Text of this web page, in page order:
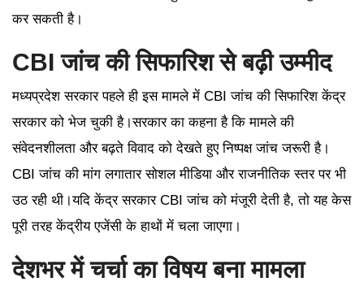
कर सकती है।
CBI जांच की सिफारिश से बढ़ी उम्मीद
मध्यप्रदेश सरकार पहले ही इस मामले में CBI जांच की सिफारिश केंद्र
सरकार को भेज चुकी है।सरकार का कहना है कि मामले की
संवेदनशीलता और बढ़ते विवाद को देखते हुए निष्पक्ष जांच जरूरी है।
CBI जांच की मांग लगातार सोशल मीडिया और राजनीतिक स्तर पर भी
उठ रही थी।यदि केंद्र सरकार CBI जांच को मंजूरी देती है, तो यह केस
पूरी तरह केंद्रीय एजेंसी के हाथों में चला जाएगा।
देशभर में चर्चा का विषय बना मामला